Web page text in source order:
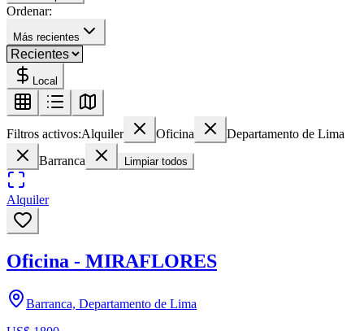
Ordenar:
Más recientes
Local
Filtros activos:Alquiler Oficina
Departamento de Lima
Barranca
Limpiar todos
Alquiler
Oficina - MIRAFLORES
Barranca, Departamento de Lima